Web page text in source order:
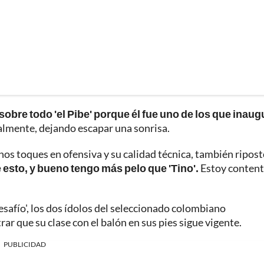
todo 'el Pibe' porque él fue uno de los que
dejando escapar una sonrisa.
toques en ofensiva y su calidad técnica, también
y bueno tengo más pelo que 'Tino'. Estoy
los dos ídolos del seleccionado colombiano
que su clase con el balón en sus pies sigue vigente.
PUBLICIDAD